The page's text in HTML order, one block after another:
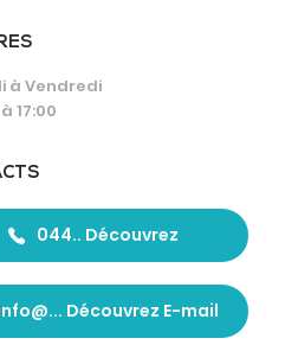
à Vendredi
17:00
044.. Découvrez
Découvrez E-mail